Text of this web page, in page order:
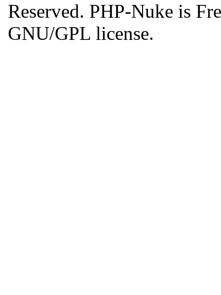
Reserved. PHP-Nuke is
GNU/GPL license.